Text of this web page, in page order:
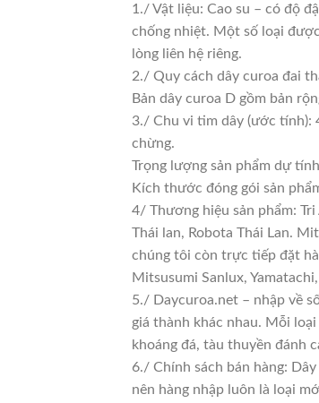
1./ Vật liệu: Cao su – có độ
chống nhiệt. Một số loại
lòng liên hệ riêng.
2./ Quy cách dây curoa đai
Bản dây curoa D gồm bản
3./ Chu vi tim dây (ước tính):
chừng.
Trọng lượng sản phẩm dự
Kích thước đóng gói sản
4/ Thương hiệu sản phẩm:
Thái lan, Robota Thái Lan.
chúng tôi còn trực tiếp đặt
Mitsusumi Sanlux,
5./ Daycuroa.net – nhập về
giá thành khác nhau. Mỗi
khoáng đá, tàu thuyền đánh
6./ Chính sách bán hàng:
nên hàng nhập luôn là loại